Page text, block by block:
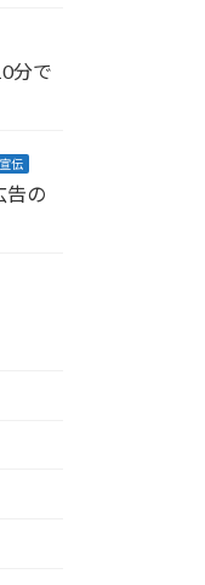
分で
伝
告の